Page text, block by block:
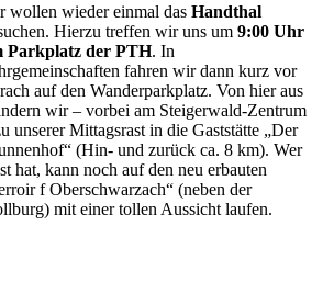
wollen wieder einmal das Handthal
Hierzu treffen wir uns um 9:00 Uhr
Parkplatz der PTH. In
fahren wir dann kurz vor
auf den Wanderparkplatz. Von hier aus
wir – vorbei am Steigerwald-Zentrum
unserer Mittagsrast in die Gaststätte „Der
(Hin- und zurück ca. 8 km). Wer
hat, kann noch auf den neu erbauten
f Oberschwarzach“ (neben der
mit einer tollen Aussicht laufen.